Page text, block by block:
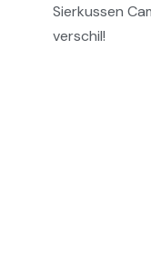
Sierkussen
verschil!